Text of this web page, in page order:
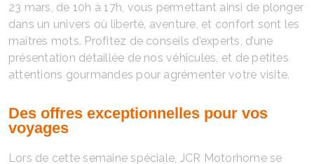
23 mars, de 10h à 17h, vous permettant ainsi de plonger
dans un univers où liberté, aventure, et confort sont les
maîtres mots. Profitez de conseils d’experts, d’une
présentation détaillée de nos véhicules, et de petites
attentions gourmandes pour agrémenter votre visite.
Des offres exceptionnelles pour vos
voyages
Lors de cette semaine spéciale, JCR Motorhome se